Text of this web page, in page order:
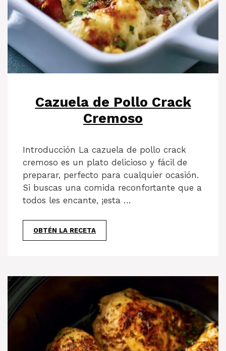
Cazuela de Pollo Crack
Cremoso
Introducción La cazuela de pollo crack
cremoso es un plato delicioso y fácil de
preparar, perfecto para cualquier ocasión.
Si buscas una comida reconfortante que a
todos les encante, ¡esta …
OBTÉN LA RECETA